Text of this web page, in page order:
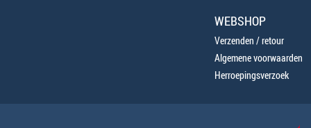
WEBSHOP
Verzenden / retour
Algemene voorwaarden
Herroepingsverzoek